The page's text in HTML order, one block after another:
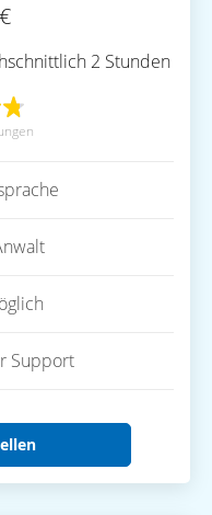
€
2 Stunden
Support